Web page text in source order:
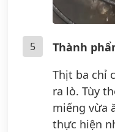
5
Thành
Thịt ba chỉ
ra lò. Tùy
miếng vừa
thực hiện